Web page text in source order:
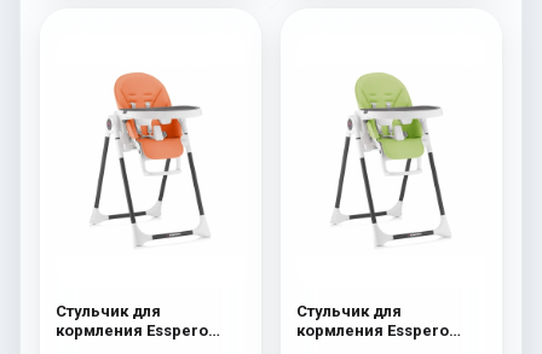
Стульчик для
кормления Esspero
Стульчик для
кормления Esspero